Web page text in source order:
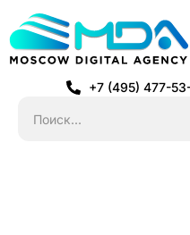
+7 (495) 477-